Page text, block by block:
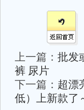
上一篇： 批发
裤 尿片
下一篇： 超漂
低）上新款了